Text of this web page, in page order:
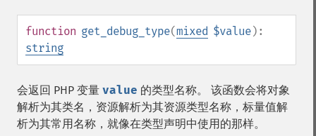
function get_debug_type(mixed $value):
string
会返回 PHP 变量 value 的类型名称。 该函数会将对象
解析为其类名，资源解析为其资源类型名称，标量值解
析为其常用名称，就像在类型声明中使用的那样。